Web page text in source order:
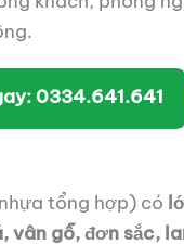
0334.641.641
tổng hợp) có
vân gỗ, đơn sắc,